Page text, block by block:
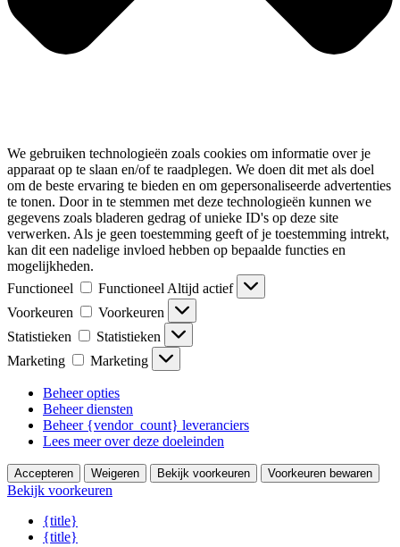
We gebruiken technologieën zoals cookies om informatie over je
apparaat op te slaan en/of te raadplegen. We doen dit met als doel
om de beste ervaring te bieden en om gepersonaliseerde advertenties
te tonen. Door in te stemmen met deze technologieën kunnen we
gegevens zoals bladeren gedrag of unieke ID's op deze site
verwerken. Als je geen toestemming geeft of je toestemming intrekt,
kan dit een nadelige invloed hebben op bepaalde functies en
mogelijkheden.
Functioneel
Functioneel Altijd actief
Voorkeuren
Voorkeuren
Statistieken
Statistieken
Marketing
Marketing
Beheer opties
Beheer diensten
Beheer {vendor_count} leveranciers
Lees meer over deze doeleinden
Accepteren Weigeren Bekijk voorkeuren Voorkeuren bewaren
Bekijk voorkeuren
{title}
{title}